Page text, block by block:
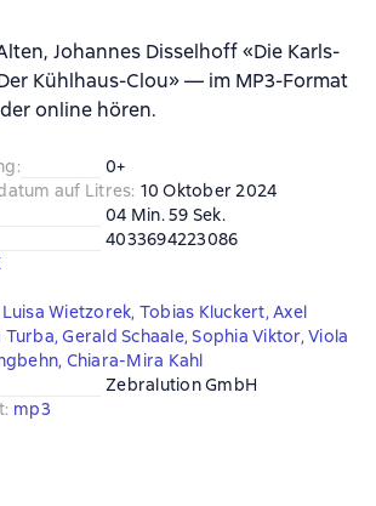
Johannes Disselhoff «Die Karls-
Kühlhaus-Clou» — im MP3-Format
online hören.
:
0+
auf Litres: 10 Oktober 2024
04 Min. 59 Sek.
4033694223086
Luisa Wietzorek, Tobias Kluckert, Axel
Turba,Gerald Schaale,Sophia Viktor, Viola
, Chiara-Mira Kahl
Zebralution GmbH
: mp3